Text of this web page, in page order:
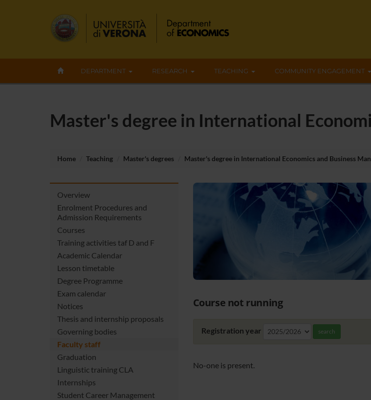
DEPARTMENT RESEARCH TEACHING COMMUNITY ENGAGEMENT
Master's degree in International
Home Teaching Master's degrees Master's degree in International Economics and Business
Overview
Enrolment Procedures and
Admission Requirements
Courses
Training activities taf D and F
Academic Calendar
Lesson timetable
Degree Programme
Exam calendar
Notices
Thesis and internship proposals
Governing bodies
Faculty staff
Graduation
Linguistic training CLA
Internships
Student Career Management
Course not running
Registration year search
No-one is present.